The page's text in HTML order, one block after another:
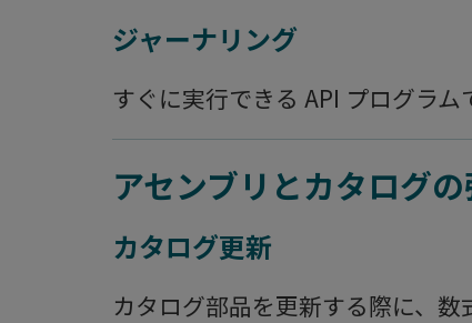
ジャーナリング
すぐに実行できる API プログラム
アセンブリとカタログ
カタログ更新
カタログ部品を更新する際に、数